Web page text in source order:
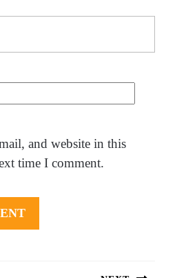
and website in this
time I comment.